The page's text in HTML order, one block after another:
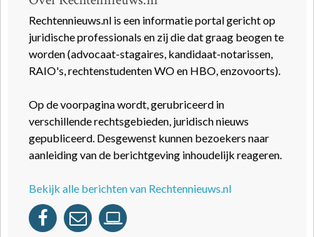
Rechtennieuws.nl is een informatie portal gericht op
juridische professionals en zij die dat graag beogen te
worden (advocaat-stagaires, kandidaat-notarissen,
RAIO's, rechtenstudenten WO en HBO, enzovoorts).
Op de voorpagina wordt, gerubriceerd in
verschillende rechtsgebieden, juridisch nieuws
gepubliceerd. Desgewenst kunnen bezoekers naar
aanleiding van de berichtgeving inhoudelijk reageren.
Bekijk alle berichten van Rechtennieuws.nl